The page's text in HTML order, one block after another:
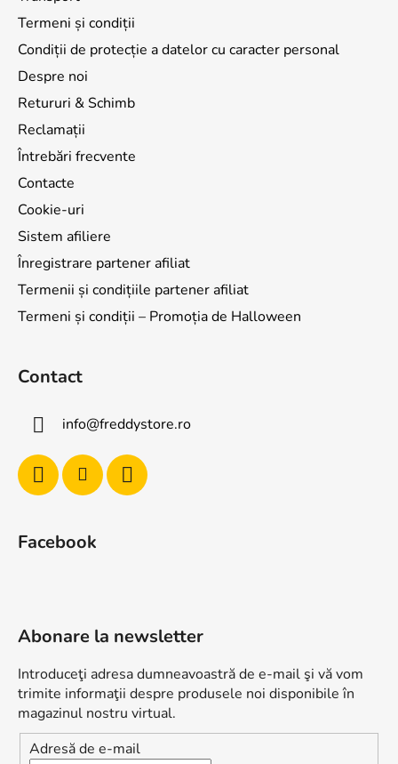
Termeni și condiții
Condiții de protecție a datelor cu caracter personal
Despre noi
Retururi & Schimb
Reclamații
Întrebări frecvente
Contacte
Cookie-uri
Sistem afiliere
Înregistrare partener afiliat
Termenii și condițiile partener afiliat
Termeni și condiții – Promoția de Halloween
Contact
info@freddystore.ro
Facebook
Abonare la newsletter
Introduceţi adresa dumneavoastră de e-mail şi vă vom
trimite informaţii despre produsele noi disponibile în
magazinul nostru virtual.
Adresă de e-mail